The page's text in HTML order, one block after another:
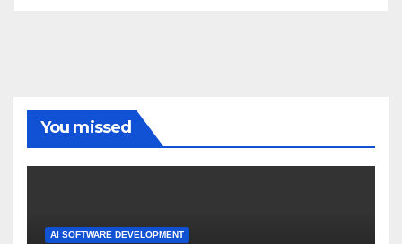
You missed
AI SOFTWARE DEVELOPMENT